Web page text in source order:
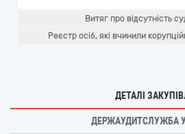
Витяг про відсутність
Реєстр осіб, які вчинили
ДЕТАЛІ
ДЕРЖАУДИТСЛУЖБА